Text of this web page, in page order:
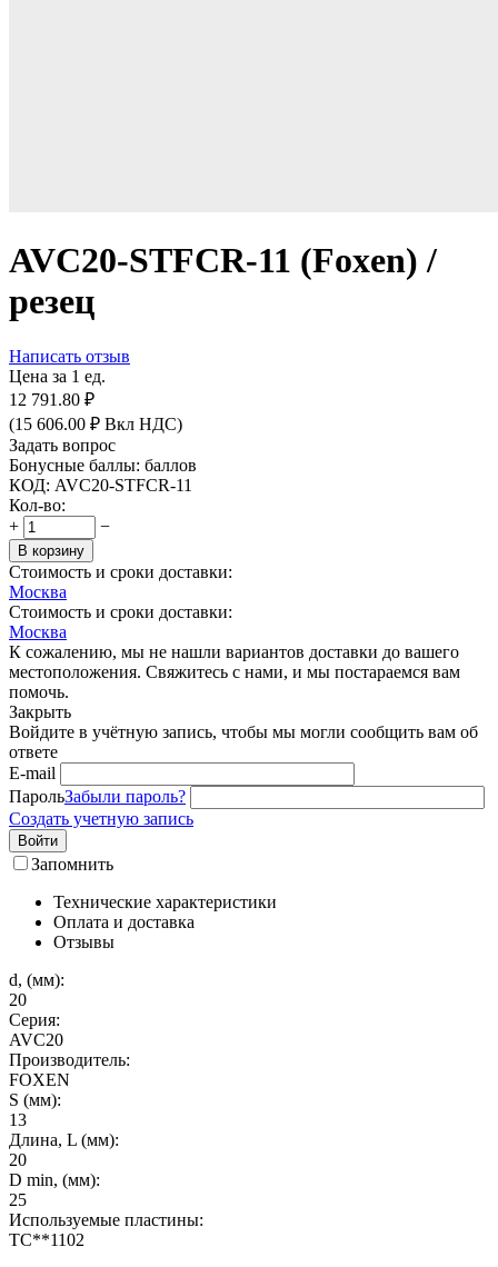
AVC20-STFCR-11 (Foxen) /
резец
Написать отзыв
Цена за 1 ед.
12 791.80 ₽
(15 606.00 ₽ Вкл НДС)
Задать вопрос
Бонусные баллы: баллов
КОД: AVC20-STFCR-11
Кол-во:
+
−
В корзину
Стоимость и сроки доставки:
Москва
Стоимость и сроки доставки:
Москва
К сожалению, мы не нашли вариантов доставки до вашего
местоположения. Свяжитесь с нами, и мы постараемся вам
помочь.
Закрыть
Войдите в учётную запись, чтобы мы могли сообщить вам об
ответе
E-mail
ПарольЗабыли пароль?
Создать учетную запись
Войти
Запомнить
Технические характеристики
Оплата и доставка
Отзывы
d, (мм):
20
Серия:
AVC20
Производитель:
FOXEN
S (мм):
13
Длина, L (мм):
20
D min, (мм):
25
Используемые пластины:
TC**1102